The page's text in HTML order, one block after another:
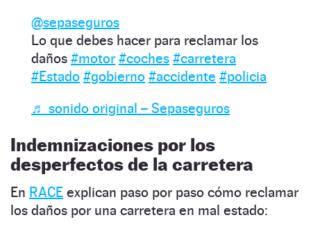
@sepaseguros
Lo que debes hacer para reclamar los
daños #motor #coches #carretera
#Estado #gobierno #accidente #policia
♬ sonido original – Sepaseguros
Indemnizaciones por los
desperfectos de la carretera
En RACE explican paso por paso cómo reclamar
los daños por una carretera en mal estado: